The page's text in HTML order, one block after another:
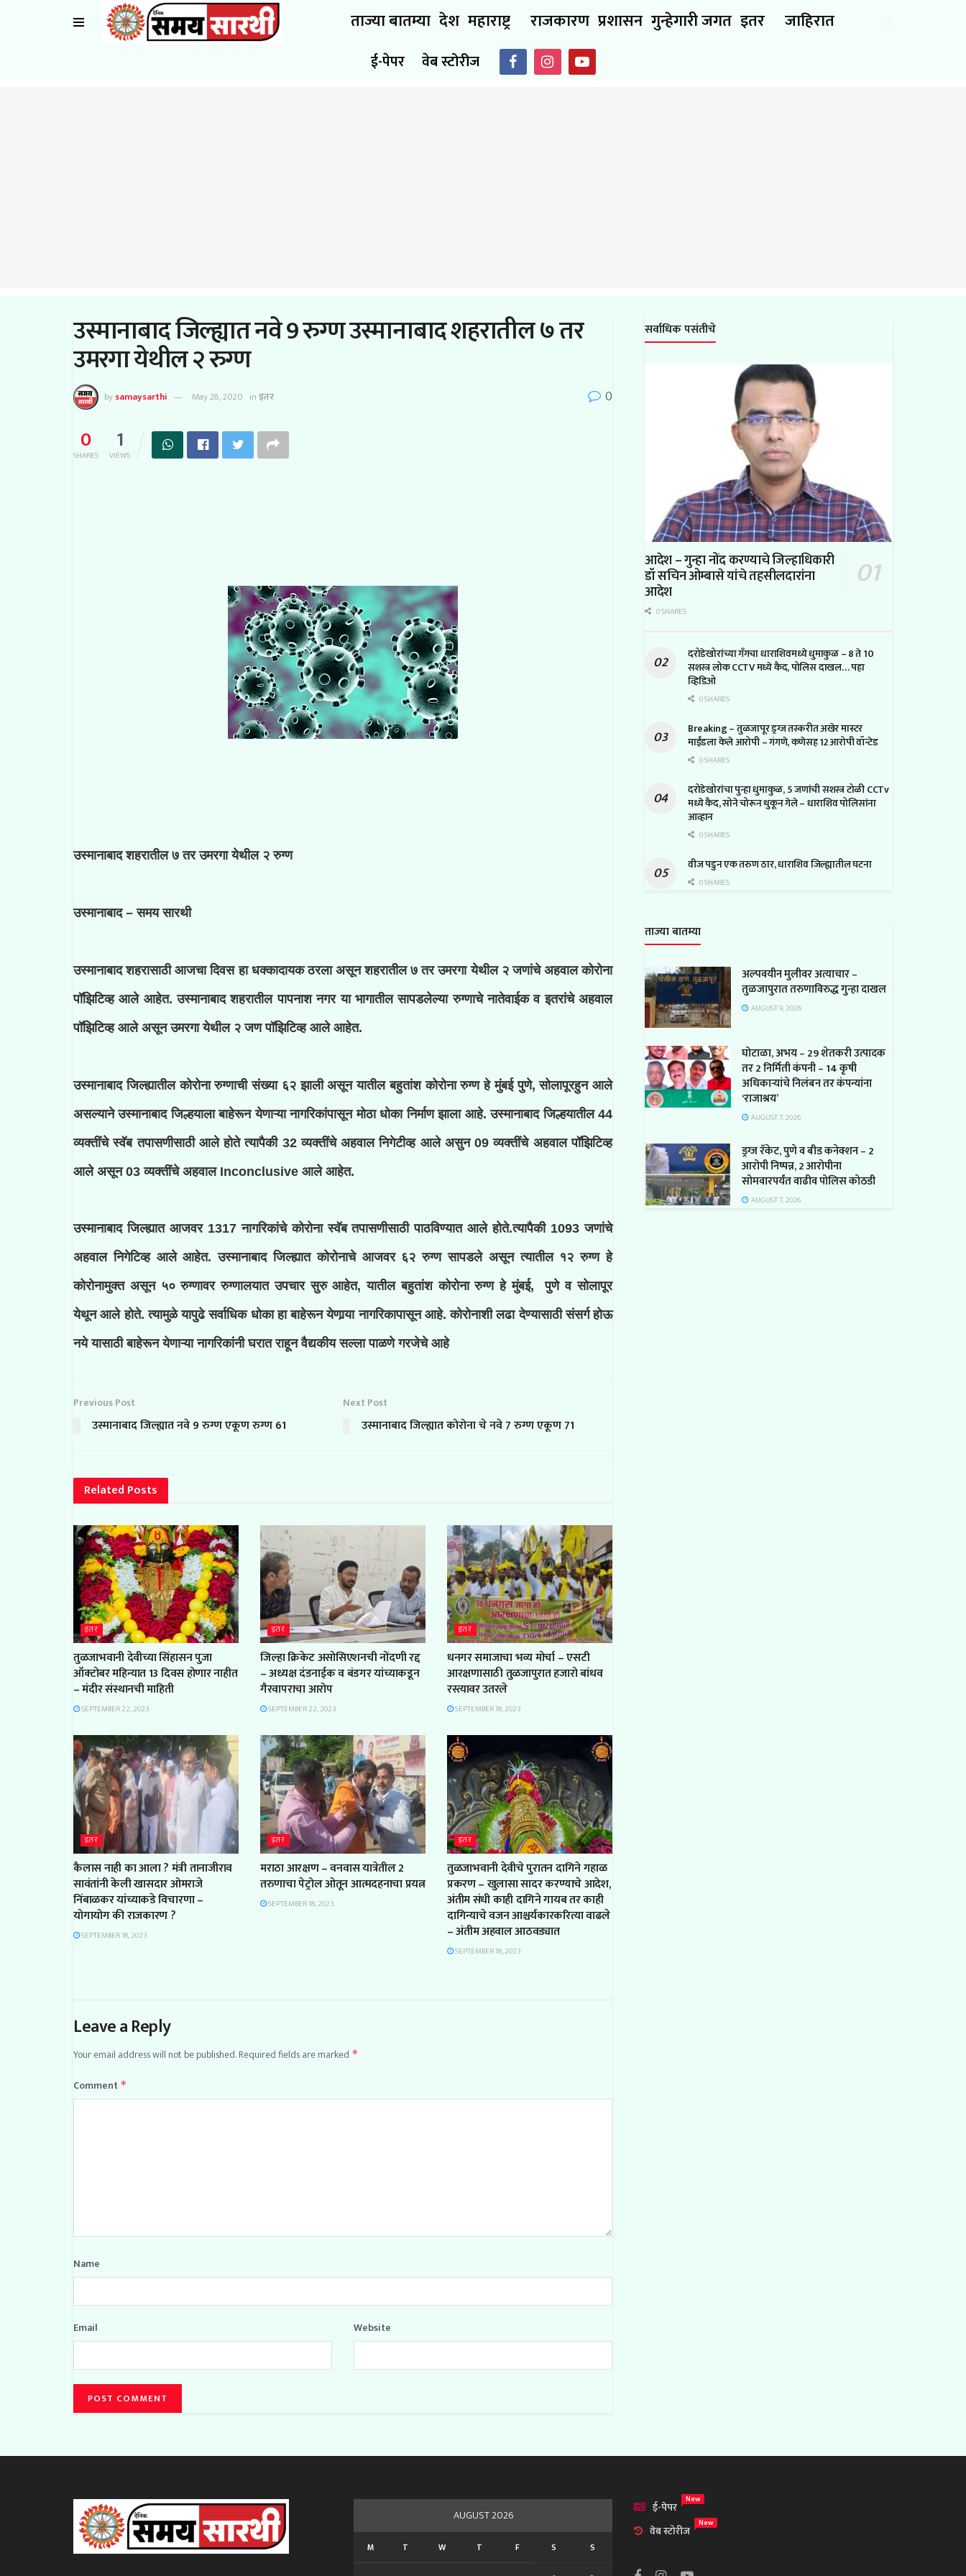
ताज्या बातम्या देश महाराष्ट्र राजकारण प्रशासन गुन्हेगारी जगत इतर जाहिरात
ई-पेपर वेब स्टोरीज
उस्मानाबाद जिल्ह्यात नवे 9 रुग्ण उस्मानाबाद शहरातील ७ तर
उमरगा येथील २ रुग्ण
bysamaysarthi May 28, 2020 inइतर 0
0
SHARES 1
VIEWS
उस्मानाबाद शहरातील ७ तर उमरगा येथील २ रुग्ण
उस्मानाबाद – समय सारथी
उस्मानाबाद शहरासाठी आजचा दिवस हा धक्कादायक ठरला असून शहरातील ७ तर उमरगा येथील २ जणांचे अहवाल कोरोना
पॉझिटिव्ह आले आहेत. उस्मानाबाद शहरातील पापनाश नगर या भागातील सापडलेल्या रुग्णाचे नातेवाईक व इतरांचे अहवाल
पॉझिटिव्ह आले असून उमरगा येथील २ जण पॉझिटिव्ह आले आहेत.
उस्मानाबाद जिल्ह्यातील कोरोना रुग्णाची संख्या ६२ झाली असून यातील बहुतांश कोरोना रुग्ण हे मुंबई पुणे, सोलापूरहुन आले
असल्याने उस्मानाबाद जिल्हयाला बाहेरून येणाऱ्या नागरिकांपासून मोठा धोका निर्माण झाला आहे. उस्मानाबाद जिल्हयातील 44
व्यक्तींचे स्वॅब तपासणीसाठी आले होते त्यापैकी 32 व्यक्तींचे अहवाल निगेटीव्ह आले असुन 09 व्यक्तींचे अहवाल पॉझिटिव्ह
आले असून 03 व्यक्तींचे अहवाल Inconclusive आले आहेत.
उस्मानाबाद जिल्ह्यात आजवर 1317 नागरिकांचे कोरोना स्वॅब तपासणीसाठी पाठविण्यात आले होते.त्यापैकी 1093 जणांचे
अहवाल निगेटिव्ह आले आहेत. उस्मानाबाद जिल्ह्यात कोरोनाचे आजवर ६२ रुग्ण सापडले असून त्यातील १२ रुग्ण हे
कोरोनामुक्त असून ५० रुग्णावर रुग्णालयात उपचार सुरु आहेत, यातील बहुतांश कोरोना रुग्ण हे मुंबई, पुणे व सोलापूर
येथून आले होते. त्यामुळे यापुढे सर्वाधिक धोका हा बाहेरून येणार्‍या नागरिकापासून आहे. कोरोनाशी लढा देण्यासाठी संसर्ग होऊ
नये यासाठी बाहेरून येणाऱ्या नागरिकांनी घरात राहून वैद्यकीय सल्ला पाळणे गरजेचे आहे
Previous Post
उस्मानाबाद जिल्ह्यात नवे 9 रुग्ण एकूण रुग्ण 61
Next Post
उस्मानाबाद जिल्ह्यात कोरोना चे नवे 7 रुग्ण एकूण 71
Related Posts
इतर
तुळजाभवानी देवीच्या सिंहासन पुजा
ऑक्टोबर महिन्यात 13 दिवस होणार नाहीत
– मंदीर संस्थानची माहिती
SEPTEMBER 22, 2023
इतर
जिल्हा क्रिकेट असोसिएशनची नोंदणी रद्द
– अध्यक्ष दंडनाईक व बंडगर यांच्याकडून
गैरवापराचा आरोप
SEPTEMBER 22, 2023
इतर
धनगर समाजाचा भव्य मोर्चा – एसटी
आरक्षणासाठी तुळजापुरात हजारो बांधव
रस्त्यावर उतरले
SEPTEMBER 18, 2023
इतर
कैलास नाही का आला ? मंत्री तानाजीराव
सावंतांनी केली खासदार ओमराजे
निंबाळकर यांच्याकडे विचारणा –
योगायोग की राजकारण ?
SEPTEMBER 18, 2023
इतर
मराठा आरक्षण – वनवास यात्रेतील 2
तरुणाचा पेट्रोल ओतून आत्मदहनाचा प्रयत्न
SEPTEMBER 18, 2023
इतर
तुळजाभवानी देवीचे पुरातन दागिने गहाळ
प्रकरण – खुलासा सादर करण्याचे आदेश,
अंतीम संधी काही दागिने गायब तर काही
दागिन्याचे वजन आश्चर्यकारकरित्या वाढले
– अंतीम अहवाल आठवड्यात
SEPTEMBER 18, 2023
Leave a Reply
Your email address will not be published.Required fields are marked *
Comment *
Name
Email Website
सर्वाधिक पसंतीचे
आदेश – गुन्हा नोंद करण्याचे जिल्हाधिकारी
डॉ सचिन ओम्बासे यांचे तहसीलदारांना
आदेश
0 SHARES
दरोडेखोरांच्या गँगचा धाराशिवमध्ये धुमाकुळ – 8 ते 10
सशस्त्र लोक CCTV मध्ये कैद, पोलिस दाखल… पहा
व्हिडिओ
0 SHARES
Breaking – तुळजापूर ड्रग्ज तस्करीत अखेर मास्टर
माईंडला केले आरोपी – गंगणे, कणेसह 12 आरोपी वॉन्टेड
0 SHARES
दरोडेखोरांचा पुन्हा धुमाकुळ, 5 जणांची सशस्त्र टोळी CCTv
मध्ये कैद, सोने चोरून थुकून गेले – धाराशिव पोलिसांना
आव्हान
0 SHARES
वीज पडुन एक तरुण ठार, धाराशिव जिल्ह्यातील घटना
0 SHARES
ताज्या बातम्या
अल्पवयीन मुलीवर अत्याचार –
तुळजापुरात तरुणाविरुद्ध गुन्हा दाखल
AUGUST 9, 2026
घोटाळा, अभय – 29 शेतकरी उत्पादक
तर 2 निर्मिती कंपनी – 14 कृषी
अधिकाऱ्यांचे निलंबन तर कंपन्यांना
‘राजाश्रय’
AUGUST 7, 2026
ड्रग्ज रॅकेट, पुणे व बीड कनेक्शन – 2
आरोपी निष्पन्न, 2 आरोपीना
सोमवारपर्यंत वाढीव पोलिस कोठडी
AUGUST 7, 2026
AUGUST 2026
M T W T F S S
ई-पेपर New
वेब स्टोरीज New